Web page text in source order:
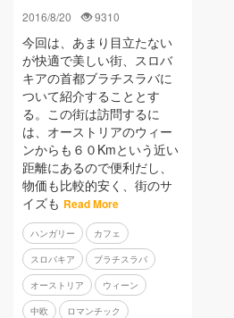
2016/8/20 9310
今回は、あまり目立たない
が快適で美しい街、スロバ
キアの首都ブラチスラバに
ついて紹介することとす
る。この街は訪問するに
は、オーストリアのウィー
ンからも６０Kmという近い
距離にあるので便利だし、
物価も比較的安く、街のサ
イズも Read More
ハンガリー カフェ
スロバキア ブラチスラバ
オーストリア ウィーン
中欧 ロマンチック